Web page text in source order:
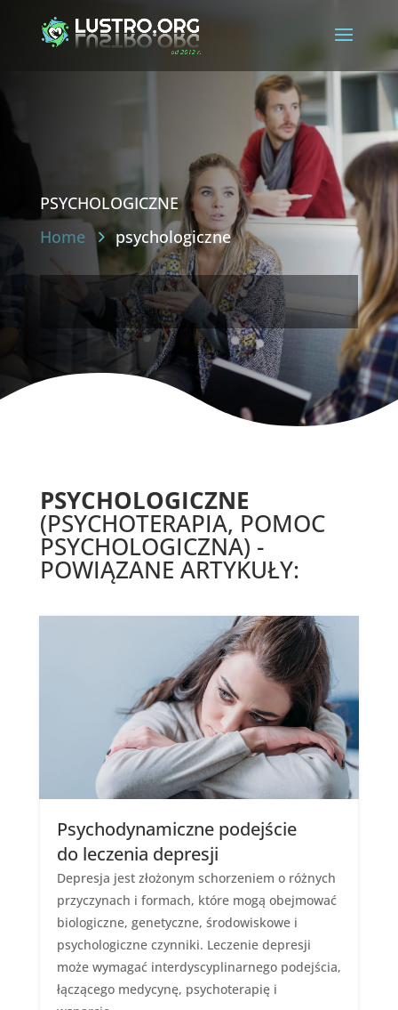
psychologiczne
Home psychologiczne
PSYCHOLOGICZNE
(PSYCHOTERAPIA, POMOC
PSYCHOLOGICZNA) -
POWIĄZANE ARTYKUŁY:
Psychodynamiczne podejście
do leczenia depresji
Depresja jest złożonym schorzeniem o różnych
przyczynach i formach, które mogą obejmować
biologiczne, genetyczne, środowiskowe i
psychologiczne czynniki. Leczenie depresji
może wymagać interdyscyplinarnego podejścia,
łączącego medycynę, psychoterapię i